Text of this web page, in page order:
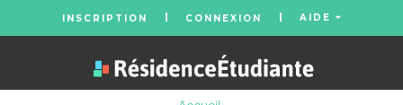
INSCRIPTION CONNEXION AIDE